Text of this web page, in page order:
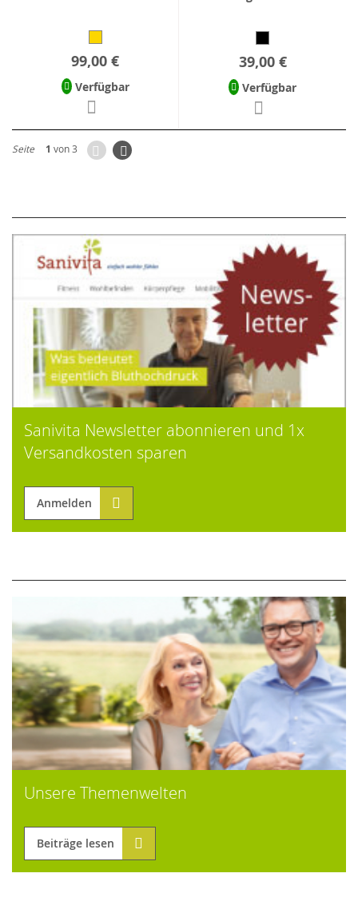
99,00 €
Verfügbar
39,00 €
Verfügbar
Seite 1 von 3 ZurückSeite
Weiter
Sanivita Newsletter abonnieren und 1x
Versandkosten sparen
Anmelden
Unsere Themenwelten
Beiträge lesen